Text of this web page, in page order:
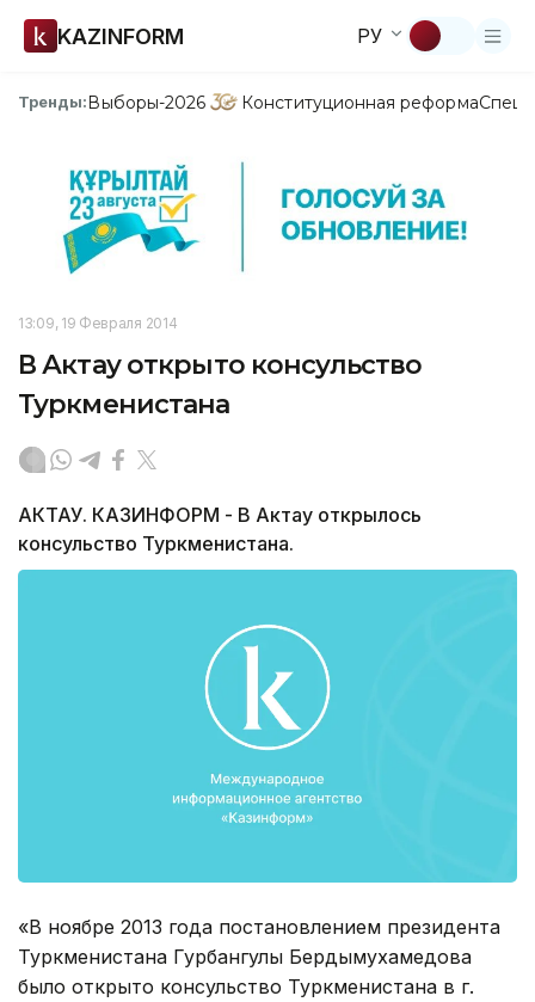
KAZINFORM РУ
Тренды:Выборы-2026 Конституционная реформа
13:09, 19 Февраля 2014
В Актау открыто консульство
Туркменистана
АКТАУ. КАЗИНФОРМ - В Актау открылось
консульство Туркменистана.
«В ноябре 2013 года постановлением президента
Туркменистана Гурбангулы Бердымухамедова
было открыто консульство Туркменистана в г.